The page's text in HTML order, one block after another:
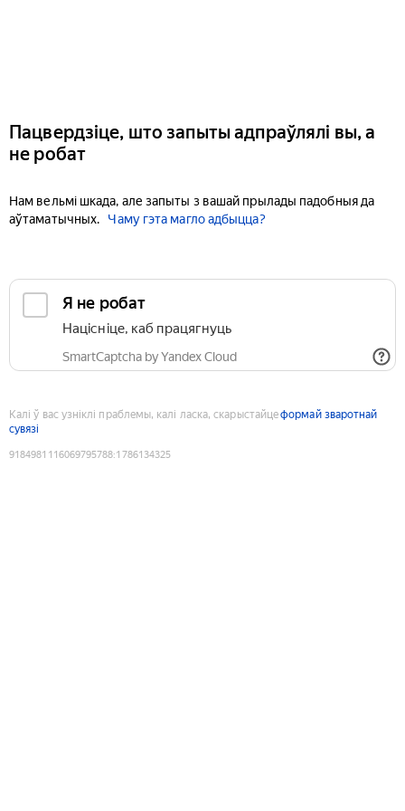
Пацвердзіце, што запыты адпраўлялі вы, а
не робат
Нам вельмі шкада, але запыты з вашай прылады падобныя да
аўтаматычных.
Чаму гэта магло адбыцца?
Я не робат
Націсніце, каб працягнуць
SmartCaptcha by Yandex Cloud
Калі ў вас узніклі праблемы, калі ласка, скарыстайцеформай зваротнай
сувязі
9184981116069795788:1786134325